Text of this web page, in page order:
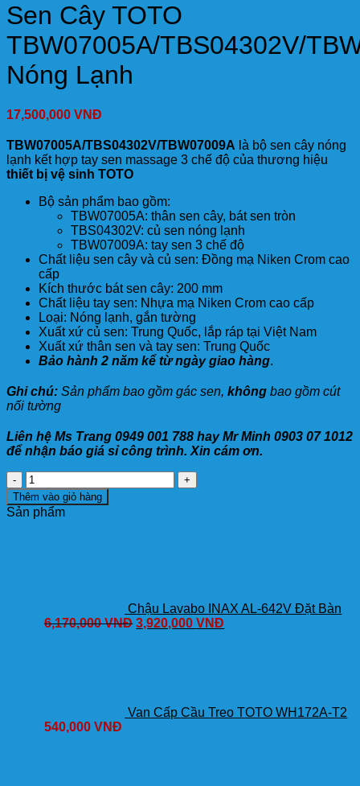
Sen Cây TOTO
TBW07005A/TBS04302V/
Nóng Lạnh
17,500,000 VNĐ
TBW07005A/TBS04302V/TBW07009A là bộ sen cây nóng
lạnh kết hợp tay sen massage 3 chế độ của thương hiệu
thiết bị vệ sinh TOTO
Bộ sản phẩm bao gồm:
TBW07005A: thân sen cây, bát sen tròn
TBS04302V: củ sen nóng lạnh
TBW07009A: tay sen 3 chế độ
Chất liệu sen cây và củ sen: Đồng mạ Niken Crom cao
cấp
Kích thước bát sen cây: 200 mm
Chất liệu tay sen: Nhựa mạ Niken Crom cao cấp
Loại: Nóng lạnh, gắn tường
Xuất xứ củ sen: Trung Quốc, lắp ráp tại Việt Nam
Xuất xứ thân sen và tay sen: Trung Quốc
Bảo hành 2 năm kể từ ngày giao hàng.
Ghi chú: Sản phẩm bao gồm gác sen, không bao gồm cút
nối tường
Liên hệ Ms Trang 0949 001 788 hay Mr Minh 0903 07 1012
để nhận báo giá sỉ công trình. Xin cám ơn.
Sen
Cây
TOTO
TBW07005A/TBS04302V/TBW07009A
Thêm vào giỏ hàng
Sản phẩm
Chậu Lavabo INAX AL-642V Đặt Bàn
6,170,000VNĐ 3,920,000VNĐ
Van Cấp Cầu Treo TOTO WH172A-T2
540,000VNĐ